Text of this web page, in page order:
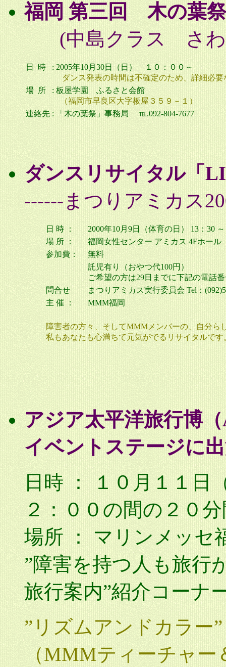
福岡 第三回 木の葉
(中島クラス さ
日 時
: 2005年10月30日（日） １０：００～
ダンス発表の時間は不確定のため、詳細必要
場 所
:板屋学園 ふるさと会館
（福岡市早良区大字板屋３５９－１）
連絡先 :「木の葉祭」事務局 ℡.092-804-7677
ダンスリサイタル「
------まつりアミカス
日 時 ：
2000年10月9日（体育の日） 13：30
場 所 ：
福岡女性センター アミカス 4Fホール
参加費：
無料
託児有り（おやつ代100円）
ご希望の方は29日までに下記の電話
問合せ
まつりアミカス実行委員会 Tel：
主 催 ：
MMM福岡
障害者の方々、そしてMMMメンバーの、自分ら
私もあなたも心満ちて元気がでるリサイタルです
アジア太平洋旅行博
イベントステージに
日時 ： １０月１１日
２：００の間の２０
場所 ： マリンメッセ
”障害を持つ人も旅行
旅行案内”紹介コーナ
”リズムアンドカラー
（MMMティーチャー